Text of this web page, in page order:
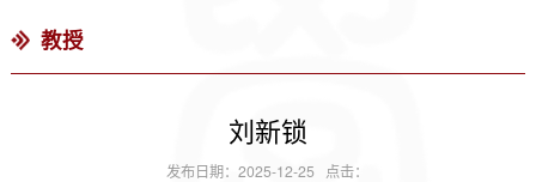
教授
刘新锁
发布日期：2025-12-25 点击：